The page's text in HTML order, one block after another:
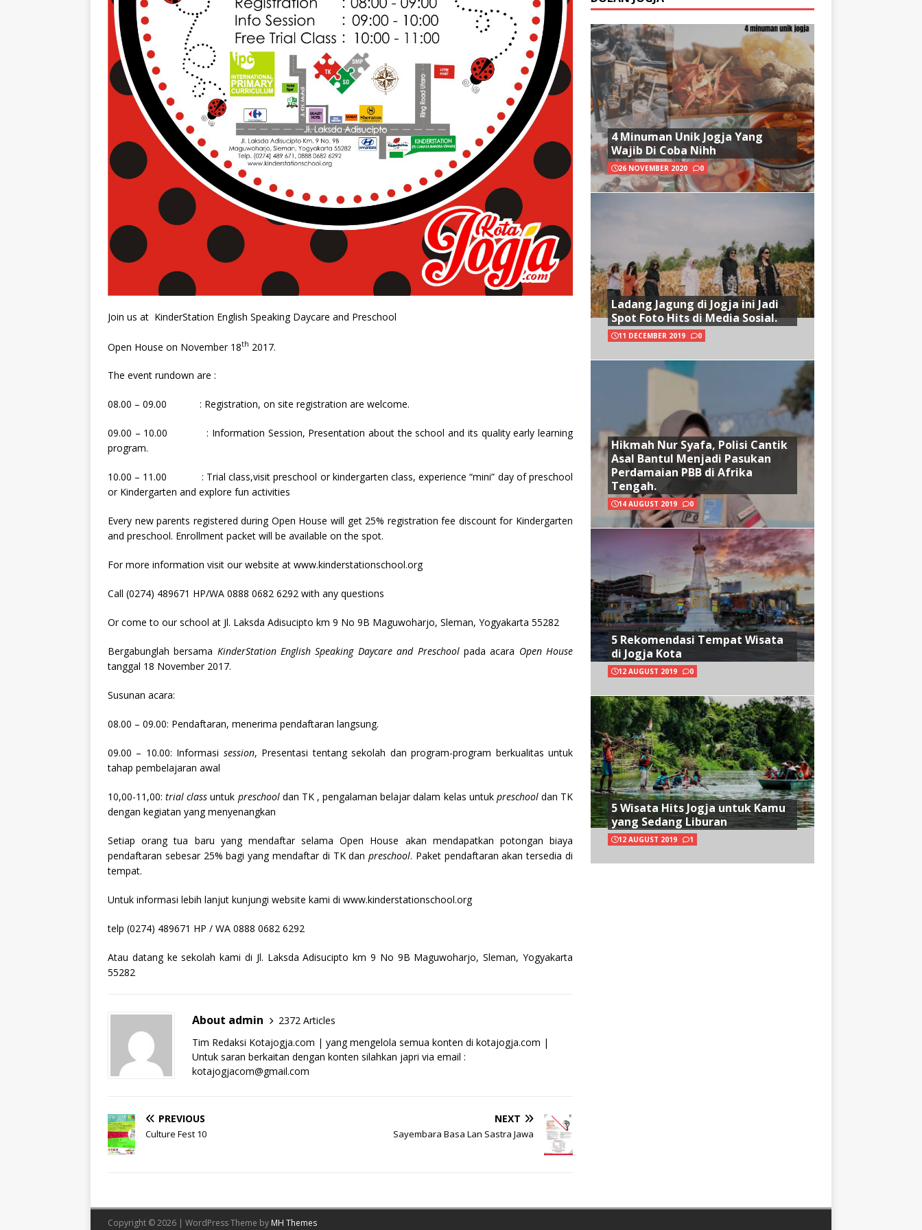
Join us at KinderStation English Speaking Daycare and Preschool
Open House on November 18th 2017.
The event rundown are :
08.00 – 09.00 : Registration, on site registration are welcome.
09.00 – 10.00 : Information Session, Presentation about the school and its quality early learning
program.
10.00 – 11.00 : Trial class,visit preschool or kindergarten class, experience “mini” day of preschool
or Kindergarten and explore fun activities
Every new parents registered during Open House will get 25% registration fee discount for Kindergarten
and preschool. Enrollment packet will be available on the spot.
For more information visit our website at www.kinderstationschool.org
Call (0274) 489671 HP/WA 0888 0682 6292 with any questions
Or come to our school at Jl. Laksda Adisucipto km 9 No 9B Maguwoharjo, Sleman, Yogyakarta 55282
Bergabunglah bersama KinderStation English Speaking DaycareandPreschoolpada acara Open House
tanggal 18 November 2017.
Susunan acara:
08.00 – 09.00: Pendaftaran, menerima pendaftaran langsung.
09.00 – 10.00: Informasi session, Presentasi tentang sekolah dan program-program berkualitas untuk
tahap pembelajaran awal
10,00-11,00:trial class untuk preschooldan TK , pengalaman belajar dalam kelas untuk preschooldan TK
dengan kegiatan yang menyenangkan
Setiap orang tua baru yang mendaftar selama Open House akan mendapatkan potongan biaya
pendaftaran sebesar 25% bagi yang mendaftar di TK danpreschool. Paket pendaftaran akan tersedia di
tempat.
Untuk informasi lebih lanjut kunjungi website kami di www.kinderstationschool.org
telp (0274) 489671 HP / WA 0888 0682 6292
Atau datang ke sekolah kami di Jl. Laksda Adisucipto km 9 No 9B Maguwoharjo, Sleman, Yogyakarta
55282
About admin
2372 Articles
Tim Redaksi Kotajogja.com | yang mengelola semua konten di kotajogja.com |
Untuk saran berkaitan dengan konten silahkan japri via email :
kotajogjacom@gmail.com
PREVIOUS
Culture Fest 10
NEXT
Sayembara Basa Lan Sastra Jawa
4 Minuman Unik Jogja Yang
Wajib Di Coba Nihh
26 NOVEMBER 2020 0
Ladang Jagung di Jogja ini Jadi
Spot Foto Hits di Media Sosial.
11 DECEMBER 2019 0
Hikmah Nur Syafa, Polisi Cantik
Asal Bantul Menjadi Pasukan
Perdamaian PBB di Afrika
Tengah.
14 AUGUST 2019 0
5 Rekomendasi Tempat Wisata
di Jogja Kota
12 AUGUST 2019 0
5 Wisata Hits Jogja untuk Kamu
yang Sedang Liburan
12 AUGUST 2019 1
Copyright © 2026 | WordPress Theme by MH Themes